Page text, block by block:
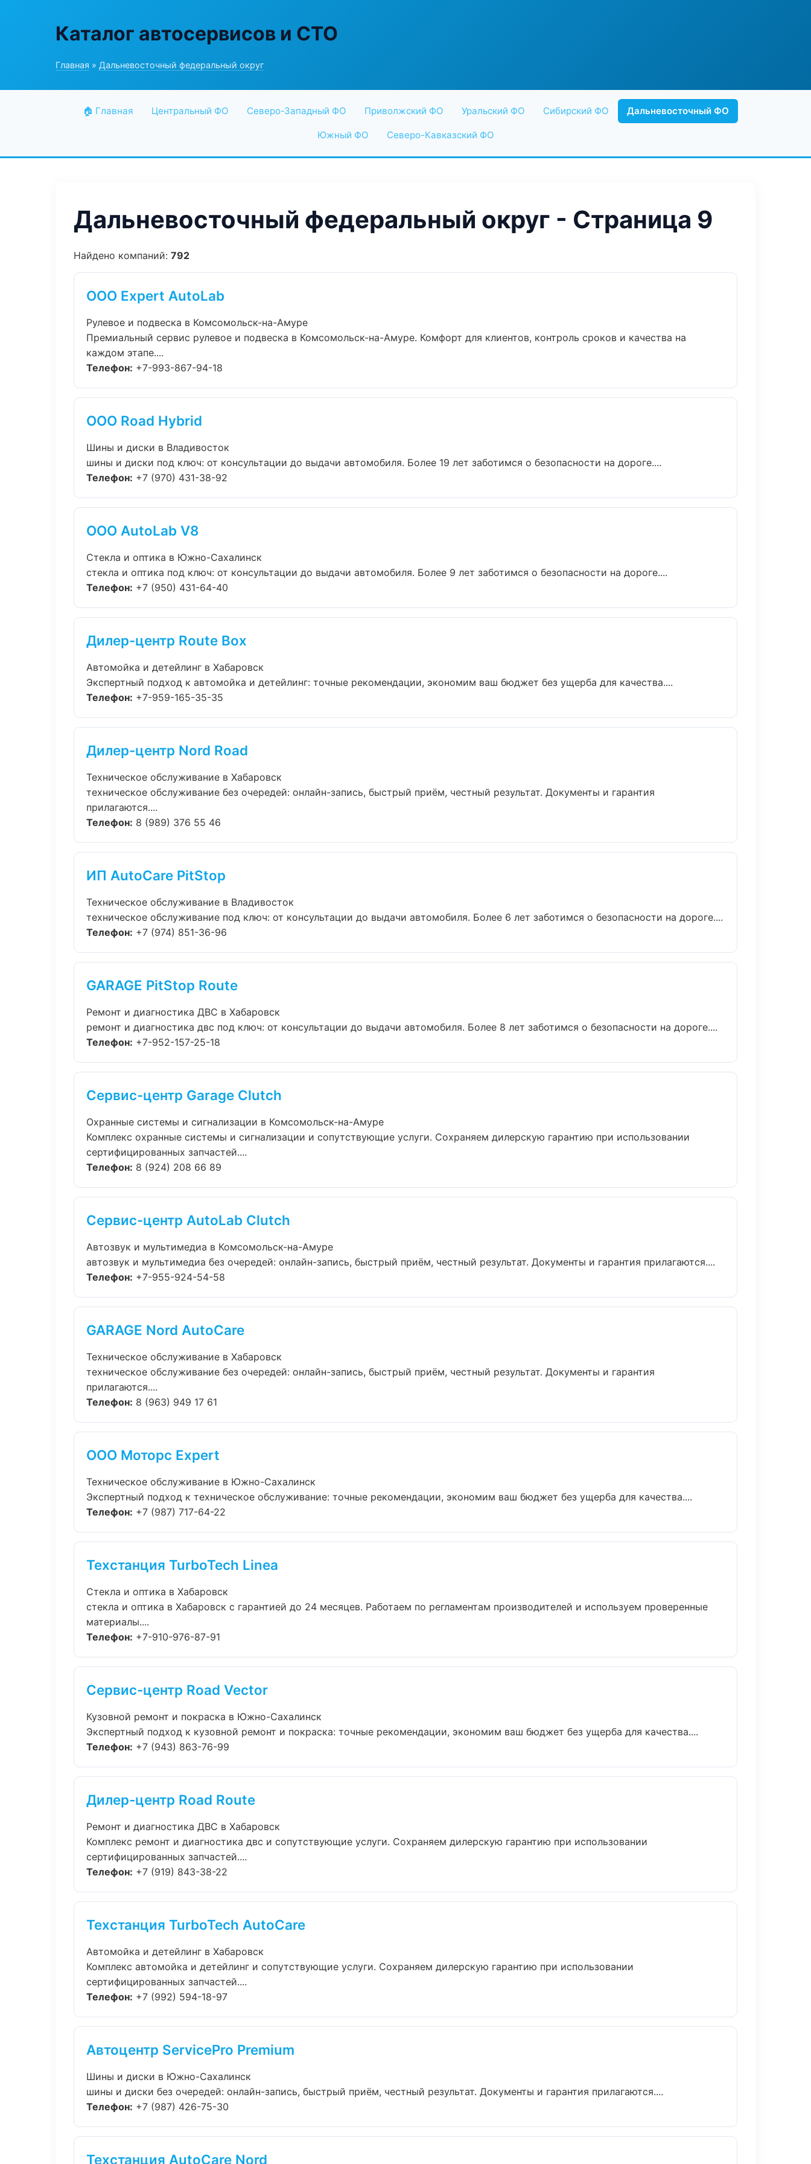
Каталог автосервисов и СТО
Главная » Дальневосточный федеральный округ
🏠 Главная Центральный ФО Северо-Западный ФО Приволжский ФО Уральский ФО Сибирский ФО Дальневосточный ФО
Южный ФО Северо-Кавказский ФО
Дальневосточный федеральный округ - Страница 9
Найдено компаний: 792
ООО Expert AutoLab
Рулевое и подвеска в Комсомольск-на-Амуре
Премиальный сервис рулевое и подвеска в Комсомольск-на-Амуре. Комфорт для клиентов, контроль сроков и качества на
каждом этапе....
Телефон: +7-993-867-94-18
ООО Road Hybrid
Шины и диски в Владивосток
шины и диски под ключ: от консультации до выдачи автомобиля. Более 19 лет заботимся о безопасности на дороге....
Телефон: +7 (970) 431-38-92
ООО AutoLab V8
Стекла и оптика в Южно-Сахалинск
стекла и оптика под ключ: от консультации до выдачи автомобиля. Более 9 лет заботимся о безопасности на дороге....
Телефон: +7 (950) 431-64-40
Дилер-центр Route Box
Автомойка и детейлинг в Хабаровск
Экспертный подход к автомойка и детейлинг: точные рекомендации, экономим ваш бюджет без ущерба для качества....
Телефон: +7-959-165-35-35
Дилер-центр Nord Road
Техническое обслуживание в Хабаровск
техническое обслуживание без очередей: онлайн-запись, быстрый приём, честный результат. Документы и гарантия
прилагаются....
Телефон: 8 (989) 376 55 46
ИП AutoCare PitStop
Техническое обслуживание в Владивосток
техническое обслуживание под ключ: от консультации до выдачи автомобиля. Более 6 лет заботимся о безопасности на дороге....
Телефон: +7 (974) 851-36-96
GARAGE PitStop Route
Ремонт и диагностика ДВС в Хабаровск
ремонт и диагностика двс под ключ: от консультации до выдачи автомобиля. Более 8 лет заботимся о безопасности на дороге....
Телефон: +7-952-157-25-18
Сервис-центр Garage Clutch
Охранные системы и сигнализации в Комсомольск-на-Амуре
Комплекс охранные системы и сигнализации и сопутствующие услуги. Сохраняем дилерскую гарантию при использовании
сертифицированных запчастей....
Телефон: 8 (924) 208 66 89
Сервис-центр AutoLab Clutch
Автозвук и мультимедиа в Комсомольск-на-Амуре
автозвук и мультимедиа без очередей: онлайн-запись, быстрый приём, честный результат. Документы и гарантия прилагаются....
Телефон: +7-955-924-54-58
GARAGE Nord AutoCare
Техническое обслуживание в Хабаровск
техническое обслуживание без очередей: онлайн-запись, быстрый приём, честный результат. Документы и гарантия
прилагаются....
Телефон: 8 (963) 949 17 61
ООО Моторс Expert
Техническое обслуживание в Южно-Сахалинск
Экспертный подход к техническое обслуживание: точные рекомендации, экономим ваш бюджет без ущерба для качества....
Телефон: +7 (987) 717-64-22
Техстанция TurboTech Linea
Стекла и оптика в Хабаровск
стекла и оптика в Хабаровск с гарантией до 24 месяцев. Работаем по регламентам производителей и используем проверенные
материалы....
Телефон: +7-910-976-87-91
Сервис-центр Road Vector
Кузовной ремонт и покраска в Южно-Сахалинск
Экспертный подход к кузовной ремонт и покраска: точные рекомендации, экономим ваш бюджет без ущерба для качества....
Телефон: +7 (943) 863-76-99
Дилер-центр Road Route
Ремонт и диагностика ДВС в Хабаровск
Комплекс ремонт и диагностика двс и сопутствующие услуги. Сохраняем дилерскую гарантию при использовании
сертифицированных запчастей....
Телефон: +7 (919) 843-38-22
Техстанция TurboTech AutoCare
Автомойка и детейлинг в Хабаровск
Комплекс автомойка и детейлинг и сопутствующие услуги. Сохраняем дилерскую гарантию при использовании
сертифицированных запчастей....
Телефон: +7 (992) 594-18-97
Автоцентр ServicePro Premium
Шины и диски в Южно-Сахалинск
шины и диски без очередей: онлайн-запись, быстрый приём, честный результат. Документы и гарантия прилагаются....
Телефон: +7 (987) 426-75-30
Техстанция AutoCare Nord